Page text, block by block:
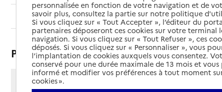
Sommaire
Présentation
Impasse Le Mas du Moulin
personnalisée en fonction de votre navigation et de
savoir plus, consultez la partie sur notre politique
Si vous cliquez sur « Tout Accepter », l’éditeur du
partenaires déposeront ces cookies sur votre terminal
navigation. Si vous cliquez sur « Tout Refuser », ces
déposés. Si vous cliquez sur « Personnaliser », vous
l’implantation de cookies auxquels vous consentez.
conservé pour une durée maximale de 13 mois et
informé et modifier vos préférences à tout moment
cookies ».